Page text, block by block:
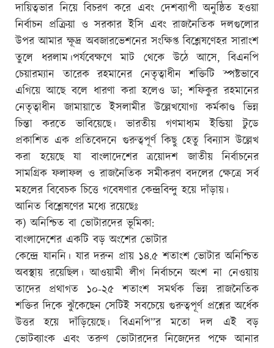
দায়িত্বভার নিয়ে বিচরণ করে এবং দেশব্যাপী অনুষ্ঠিত হওয়া
নির্বাচন প্রক্রিয়া ও সরকার ইসি এবং রাজনৈতিক দলগুলোর
উপর আমার ক্ষূদ্র অবজারভেশনের সংক্ষিপ্ত বিশ্লেষণেহর সারাংশ
তুলে ধরলাম।পর্যবেক্ষণে মাট থেকে উঠে আসে, বিএনপি
চেয়ারম্যান তারেক রহমানের নেতৃত্বাধীন শক্তিটি স্পষ্টভাবে
এগিয়ে আছে বলে ধারণা করা হলেও ডা; শফিকুর রহমানের
নেতৃত্বাধীন জামায়াতে ইসলামীর উল্লেখযোগ্য কর্মকাণ্ড ভিন্ন
চিন্তা করতে ভাবিয়েছে। ভারতীয় গণমাধ্যম ইন্ডিয়া টুডে
প্রকাশিত এক প্রতিবেদনে গুরুত্বপূর্ণ কিছু হেতু বিন্যাস উল্লেখ
করা হয়েছে যা বাংলাদেশের ত্রয়োদশ জাতীয় নির্বাচনের
সামগ্রিক ফলাফল ও রাজনৈতিক সমীকরণ বদলের ক্ষেত্রে সর্ব
মহলের বিবেচক চিত্তে গবেষণার কেন্দ্রবিন্দু হয়ে দাঁড়ায়।
আনিত বিশ্লেষণের মধ্যে রয়েছেঃ
ক) অনিশ্চিত বা ভোটারদের ভূমিকা:
বাংলাদেশের একটি বড় অংশের ভোটার
কেন্দ্রে যাননি। যার দরুন প্রায় ১৪.৫ শতাংশ ভোটার অনিশ্চিত
অবস্থায় রয়েছিল। আওয়ামী লীগ নির্বাচনে অংশ না নেওয়ায়
তাদের প্রথাগত ১০-২৫ শতাংশ সমর্থক ভিন্ন রাজনৈতিক
শক্তির দিকে ঝুঁকেছেন সেটিই সবচেয়ে গুরুত্বপূর্ণ প্রশ্নের অর্ধেক
উত্তর হয়ে দাঁড়িয়েছে। বিএনপি”র মতো দল এই বড়
ভোটব্যাংক এবং তরুণ ভোটারদের নিজেদের পক্ষে আনার